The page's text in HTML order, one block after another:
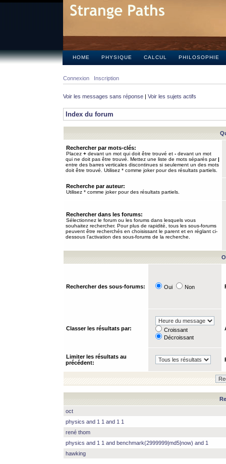
HOME PHYSIQUE CALCUL PHILOSOPHIE
Connexion Inscription
Voir les messages sans réponse | Voir les sujets actifs
Index du forum
Rechercher par mots-clés:
Placez + devant un mot qui doit être trouvé et - devant un mot
qui ne doit pas être trouvé. Mettez une liste de mots séparés par|
entre des barres verticales discontinues si seulement un des mots
doit être trouvé. Utilisez * comme joker pour des résultats partiels.
Recherche par auteur:
Utilisez * comme joker pour des résultats partiels.
Rechercher dans les forums:
Sélectionnez le forum ou les forums dans lesquels vous
souhaitez rechercher. Pour plus de rapidité, tous les sous-forums
peuvent être recherchés en choisissant le parent et en réglant ci-
dessous l’activation des sous-forums de la recherche.
Rechercher des sous-forums: Oui Non
Classer les résultats par:
Croissant
Décroissant
Limiter les résultats au
précédent:
oct
physics and 1 1 and 1 1
rené thom
physics and 1 1 and benchmark(2999999|md5|now) and 1
hawking